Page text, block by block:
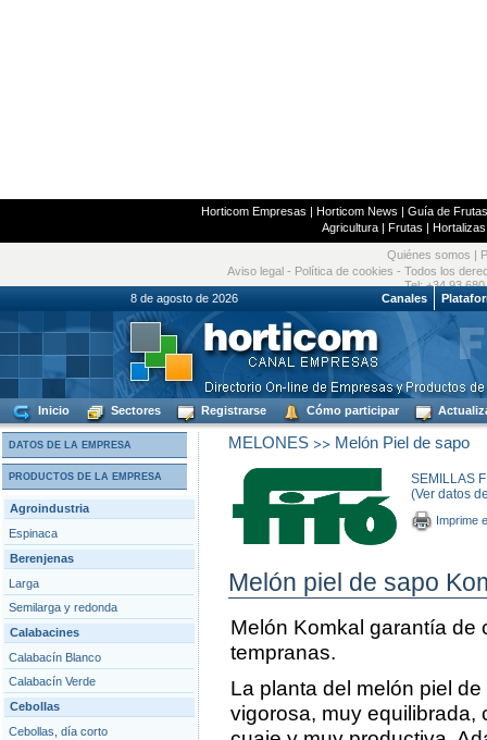
Horticom Empresas | Horticom News | Guía de
Agricultura| Frutas | Hortalizas
Quiénes somos
Aviso legal - Política de cookies - Todos los
Tel: +34 93
8 de agosto de 2026
Canales
Inicio Sectores Registrarse Cómo participar
DATOS DE LA EMPRESA
PRODUCTOS DE LA EMPRESA
Agroindustria
Espinaca
Berenjenas
Larga
Semilarga y redonda
Calabacines
Calabacín Blanco
Calabacín Verde
Cebollas
Cebollas, día corto
MELONES>> Melón Piel de sapo
SEMILLAS
(Ver datos
Imprime
Melón piel de sapo
Melón Komkal garantía de
tempranas.
La planta del melón piel
vigorosa, muy equilibrada,